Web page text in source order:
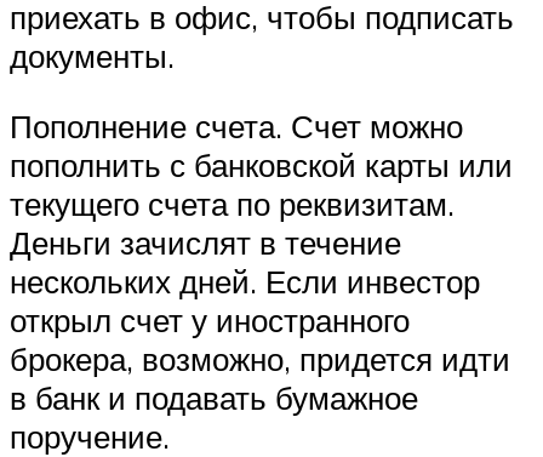
приехать в офис, чтобы подписать
документы.
Пополнение счета. Счет можно
пополнить с банковской карты или
текущего счета по реквизитам.
Деньги зачислят в течение
нескольких дней. Если инвестор
открыл счет у иностранного
брокера, возможно, придется идти
в банк и подавать бумажное
поручение.